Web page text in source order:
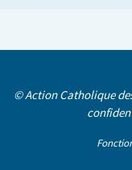
© Action Catholique